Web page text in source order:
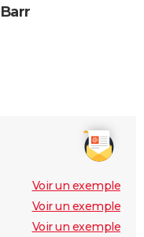
Voir un exemple
Voir un exemple
Voir un exemple